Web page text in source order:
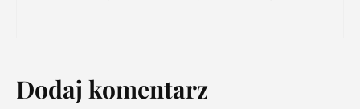
Dodaj komentarz